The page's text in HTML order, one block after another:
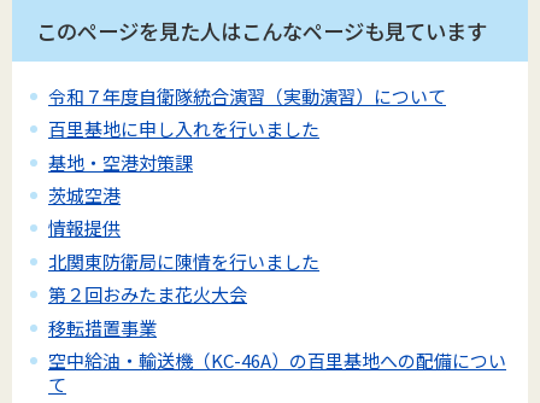
このページを見た人はこんなページも見ています
令和７年度自衛隊統合演習（実動演習）について
百里基地に申し入れを行いました
基地・空港対策課
茨城空港
情報提供
北関東防衛局に陳情を行いました
第２回おみたま花火大会
移転措置事業
空中給油・輸送機（KC-46A）の百里基地への配備につい
て